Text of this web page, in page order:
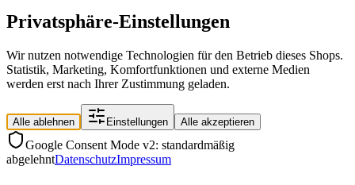
Privatsphäre-Einstellungen
Wir nutzen notwendige Technologien für den Betrieb dieses Shops.
Statistik, Marketing, Komfortfunktionen und externe Medien
werden erst nach Ihrer Zustimmung geladen.
Alle ablehnen Einstellungen Alle akzeptieren
Google Consent Mode v2: standardmäßig
abgelehntDatenschutzImpressum